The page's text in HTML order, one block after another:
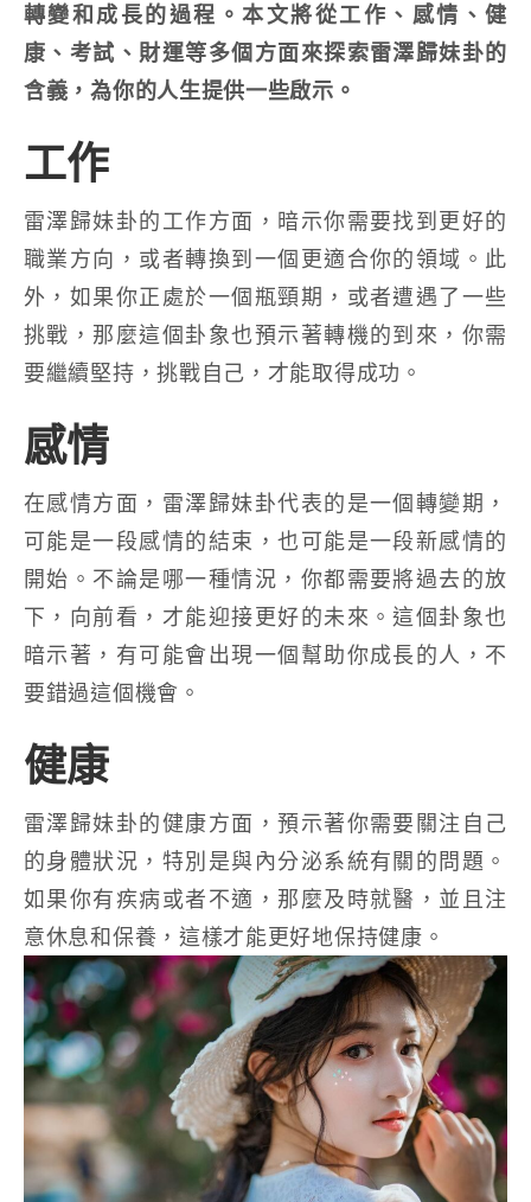
轉變和成長的過程。本文將從工作、感情、健
康、考試、財運等多個方面來探索雷澤歸妹卦的
含義，為你的人生提供一些啟示。
工作
雷澤歸妹卦的工作方面，暗示你需要找到更好的
職業方向，或者轉換到一個更適合你的領域。此
外，如果你正處於一個瓶頸期，或者遭遇了一些
挑戰，那麼這個卦象也預示著轉機的到來，你需
要繼續堅持，挑戰自己，才能取得成功。
感情
在感情方面，雷澤歸妹卦代表的是一個轉變期，
可能是一段感情的結束，也可能是一段新感情的
開始。不論是哪一種情況，你都需要將過去的放
下，向前看，才能迎接更好的未來。這個卦象也
暗示著，有可能會出現一個幫助你成長的人，不
要錯過這個機會。
健康
雷澤歸妹卦的健康方面，預示著你需要關注自己
的身體狀況，特別是與內分泌系統有關的問題。
如果你有疾病或者不適，那麼及時就醫，並且注
意休息和保養，這樣才能更好地保持健康。